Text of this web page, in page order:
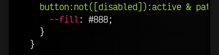
button:not([disabled]):active & path
--fill: #888;
}
}